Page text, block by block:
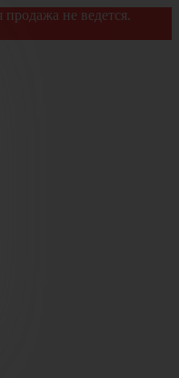
не ведется.